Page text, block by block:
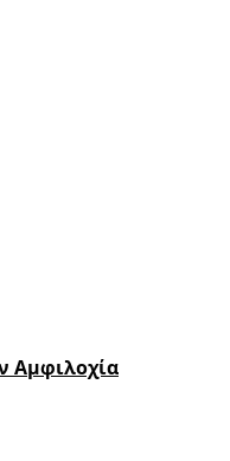
Αμφιλοχία